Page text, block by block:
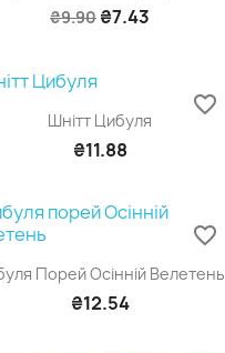
₴9.90 ₴7.43
Шнітт Цибуля
₴11.88
favorite_border
Порей Осінній Велетень
₴12.54
favorite_border